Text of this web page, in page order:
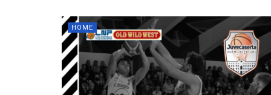
HOME